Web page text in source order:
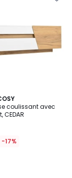
coulissant avec
-17%